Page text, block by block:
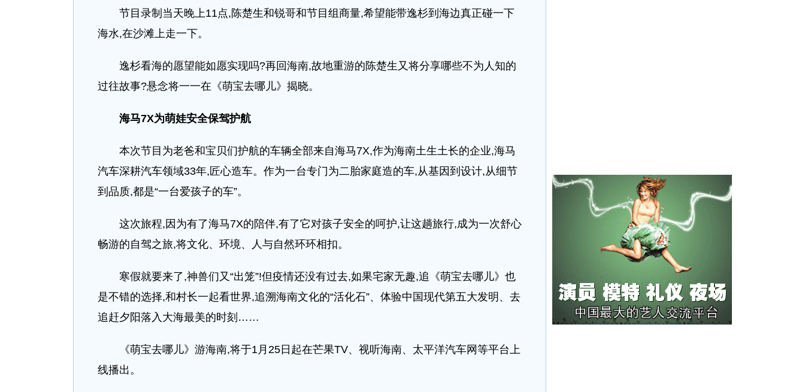
节目录制当天晚上11点,陈楚生和锐哥和节目组商量,希望能带逸杉到海边真正碰一下
海水,在沙滩上走一下。
逸杉看海的愿望能如愿实现吗?再回海南,故地重游的陈楚生又将分享哪些不为人知的
过往故事?悬念将一一在《萌宝去哪儿》揭晓。
海马7X为萌娃安全保驾护航
本次节目为老爸和宝贝们护航的车辆全部来自海马7X,作为海南土生土长的企业,海马
汽车深耕汽车领域33年,匠心造车。作为一台专门为二胎家庭造的车,从基因到设计,从细节
到品质,都是“一台爱孩子的车”。
这次旅程,因为有了海马7X的陪伴,有了它对孩子安全的呵护,让这趟旅行,成为一次舒心
畅游的自驾之旅,将文化、环境、人与自然环环相扣。
寒假就要来了,神兽们又“出笼”!但疫情还没有过去,如果宅家无趣,追《萌宝去哪儿》也
是不错的选择,和村长一起看世界,追溯海南文化的“活化石”、体验中国现代第五大发明、去
追赶夕阳落入大海最美的时刻……
《萌宝去哪儿》游海南,将于1月25日起在芒果TV、视听海南、太平洋汽车网等平台上
线播出。